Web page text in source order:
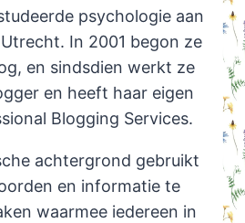
psychologie aan
In 2001 begon ze
en sindsdien werkt ze
en heeft haar eigen
Blogging Services.
achtergrond gebruikt
en informatie te
waarmee iedereen in